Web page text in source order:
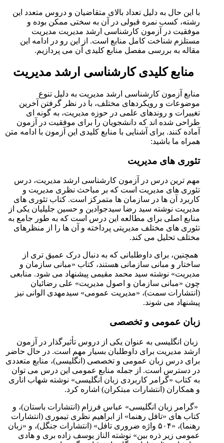
با این حال به دلیل تعداد بالای متقاضیان و دروس متعدد این
رشته، کسب نمره قبولی در آن به سختی ممکن بوده و
موفقیت در آزمون کارشناسی ارشد مدیریت مدیریت
مستلزم شناخت کامل منابع است. از این رو در ادامه این
مقاله به بررسی مفصل منابع کلیدی آن می پردازیم.
منابع کلیدی کارشناسی ارشد مدیریت
منابع آزمون کارشناسی ارشد مدیریت به دلیل تنوع
موضوعات و رویکردهای مختلف، با در نظر گرفتن آخرین
تغییرات و روندهای علمی در حوزه مدیریت، به گونه ای
طراحی شده اند که دانشجویان را برای موفقیت در آزمون
آماده کنند. برای آشنایی با منابع کلیدی این آزمون با ادامه متن
همراه ما باشید:
تئوری های مدیریت
مهم ترین درس در آزمون کارشناسی ارشد مدیریت، درس
تئوری های مدیریت است که بر مباحث نظری مدیریت و
کاربرد آن ها در سازمان ها متمرکز است. کتاب تئوری های
مدیریت نوشته سید رضا سیدجوادین و حسین جلیلیان یکی از
منابع اصلی برای مطالعه این درس است که به طور جامع به
تئوری های مختلف مدیریتی پرداخته و آن ها را از منظرهای
مختلف تحلیل می کند.
همچنین، برای داوطلبانی که به دنبال درک عمیق تری از
ساختار و مبانی سازمانی هستند، کتاب «مبانی سازمان و
مدیریت» نوشته سید محمد مقیمی پیشنهاد می شود. منابعی
چون «مبانی سازمان و اصول مدیریت» علی رضائیان
(انتشارات سمت)، «مدیریت عمومی» سیدمهدی الوانی نیز
پیشنهاد می شوند.
زبان عمومی و تخصصی
زبان انگلیسی به عنوان یکی از دروس تأثیرگذار در آزمون
ارشد مدیریت برای داوطلبان بسیار مهم است. در حال حاضر
برای درس زبان عمومی و تخصصی (انگلیسی)، منابع متعددی
در دسترس است. از جمله منابع عمومی این درس می توان
به کتاب «گرامر کاربردی زبان انگلیسی» نوشته شهاب اناری
و همکاران (انتشارات مبتکران) اشاره کرد.
«گرامر زبان انگلیسی» عباس فرزام (انتشارات باستان)، و
کتاب های «تافل رهنما» از ابراهیم نظری تیموری (انتشارات
رهنما)، «۵۰۴ واژه ضروری تافل» (انتشارات جنگل)، و «زبان
عمومی زیر ذره بین» نوشته الناز یوسف زاده بری و هادی